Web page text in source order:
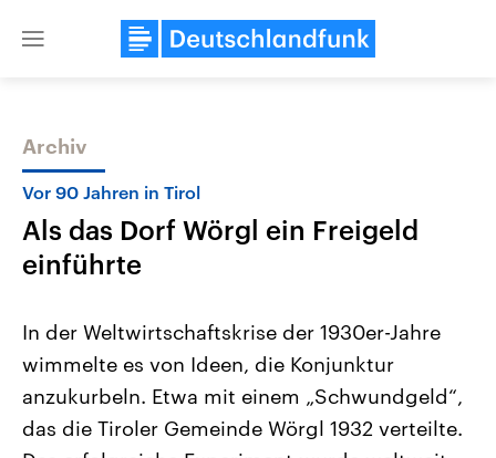
Close
Themen
Aktuelle Beiträge, Analysen und
Hintergründe
Wirtschaftlich und militärisch
Nahostkonflikt
Aktuelle Lage und
Der Überfall der
Terrororganisation Hamas
Archiv
Vor 90 Jahren in Tirol
Als das Dorf Wörgl ein Freigeld
einführte
In der Weltwirtschaftskrise der 1930er-Jahre
wimmelte es von Ideen, die Konjunktur
anzukurbeln. Etwa mit einem „Schwundgeld“,
das die Tiroler Gemeinde Wörgl 1932 verteilte.